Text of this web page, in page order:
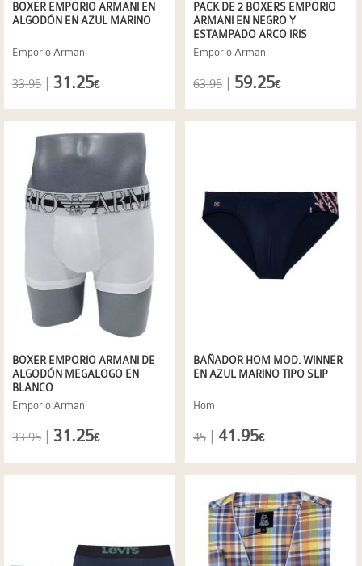
BOXER EMPORIO ARMANI EN
ALGODÓN EN AZUL MARINO
Emporio Armani
33.95 31.25€
PACK DE 2 BOXERS EMPORIO
ARMANI EN NEGRO Y
ESTAMPADO ARCO IRIS
Emporio Armani
63.95 59.25€
BOXER EMPORIO ARMANI DE
ALGODÓN MEGALOGO EN
BLANCO
Emporio Armani
33.95 31.25€
BAÑADOR HOM MOD. WINNER
EN AZUL MARINO TIPO SLIP
Hom
45 41.95€